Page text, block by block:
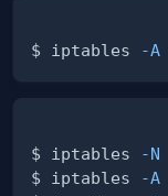
$ iptables -A
$ iptables -N
$ iptables
-A